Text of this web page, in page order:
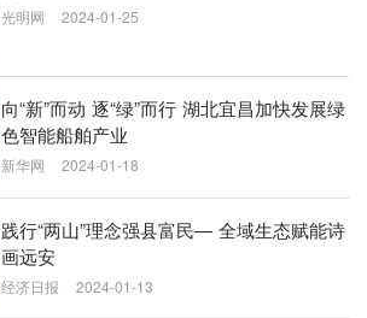
光明网 2024-01-25
向“新”而动 逐“绿”而行 湖北宜昌加快发展绿
色智能船舶产业
新华网 2024-01-18
践行“两山”理念强县富民— 全域生态赋能诗
画远安
经济日报 2024-01-13